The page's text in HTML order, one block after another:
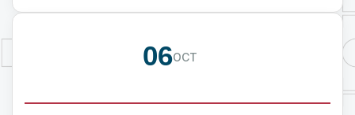
06OCT